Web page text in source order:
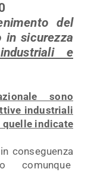
del
in sicurezza
e
sono
industriali
quelle indicate
conseguenza
comunque